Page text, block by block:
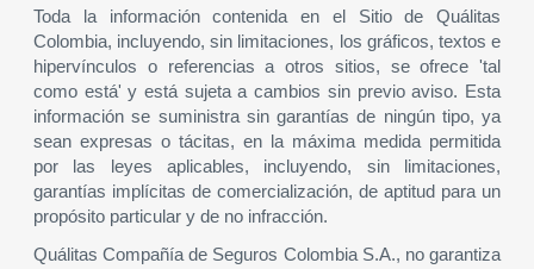
Toda la información contenida en el Sitio de Quálitas
Colombia, incluyendo, sin limitaciones, los gráficos, textos e
hipervínculos o referencias a otros sitios, se ofrece 'tal
como está' y está sujeta a cambios sin previo aviso. Esta
información se suministra sin garantías de ningún tipo, ya
sean expresas o tácitas, en la máxima medida permitida
por las leyes aplicables, incluyendo, sin limitaciones,
garantías implícitas de comercialización, de aptitud para un
propósito particular y de no infracción.
Quálitas Compañía de Seguros Colombia S.A., no garantiza